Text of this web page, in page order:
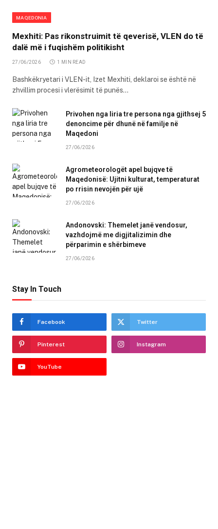
MAQEDONIA
Mexhiti: Pas rikonstruimit të qeverisë, VLEN do të
dalë më i fuqishëm politikisht
27/06/2026 1 MIN READ
Bashkëkryetari i VLEN-it, Izet Mexhiti, deklaroi se është në
zhvillim procesi i vlerësimit të punës…
Privohen nga liria tre persona nga gjithsej 5
denoncime për dhunë në familje në
Maqedoni
27/06/2026
Agrometeorologët apel bujqve të
Maqedonisë: Ujitni kulturat, temperaturat
po rrisin nevojën për ujë
27/06/2026
Andonovski: Themelet janë vendosur,
vazhdojmë me digjitalizimin dhe
përparimin e shërbimeve
27/06/2026
Stay In Touch
Facebook Twitter
Pinterest Instagram
YouTube